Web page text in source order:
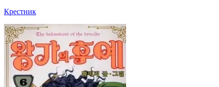
Крестник